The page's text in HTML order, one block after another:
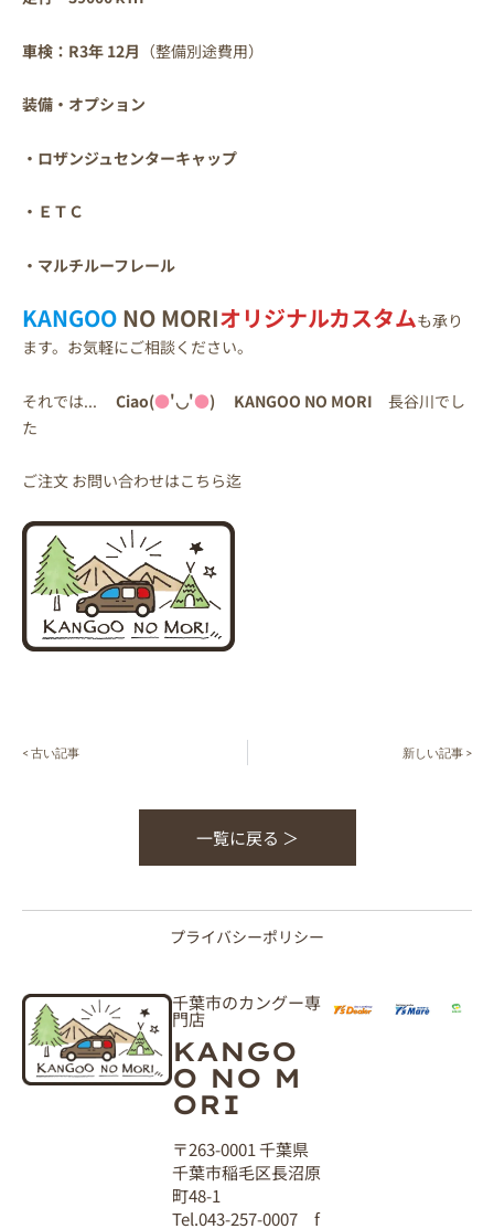
車検：R3年 12月 （整備別途費用）
装備・オプション
・ロザンジュセンターキャップ
・ＥＴＣ
・マルチルーフレール
KANGOO NO MORIオリジナルカスタムも承り
ます。お気軽にご相談ください。
それでは... Ciao(●'◡'●) KANGOO NO MORI 長谷川でし
た
ご注文 お問い合わせはこちら迄
< 古い記事 新しい記事 >
一覧に戻る ＞
プライバシーポリシー
千葉市のカングー専
門店
KANGO
O NO M
ORI
〒263-0001 千葉県
千葉市稲毛区長沼原
町48-1
Tel.043-257-0007 f